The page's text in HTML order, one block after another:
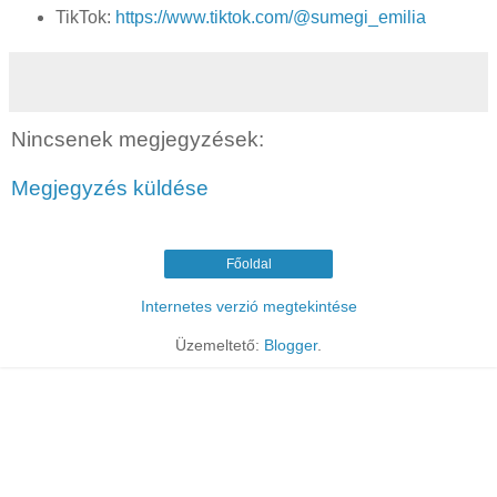
TikTok: https://www.tiktok.com/@sumegi_emilia
Nincsenek megjegyzések:
Megjegyzés küldése
Főoldal
Internetes verzió megtekintése
Üzemeltető: Blogger.